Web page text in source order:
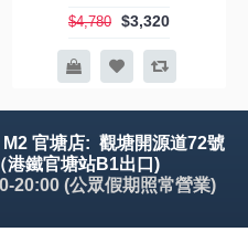
$4,780 $3,320
M2 官塘店: 觀塘開源道72號
港鐵官塘站B1出口)
20:00 (公眾假期照常營業)